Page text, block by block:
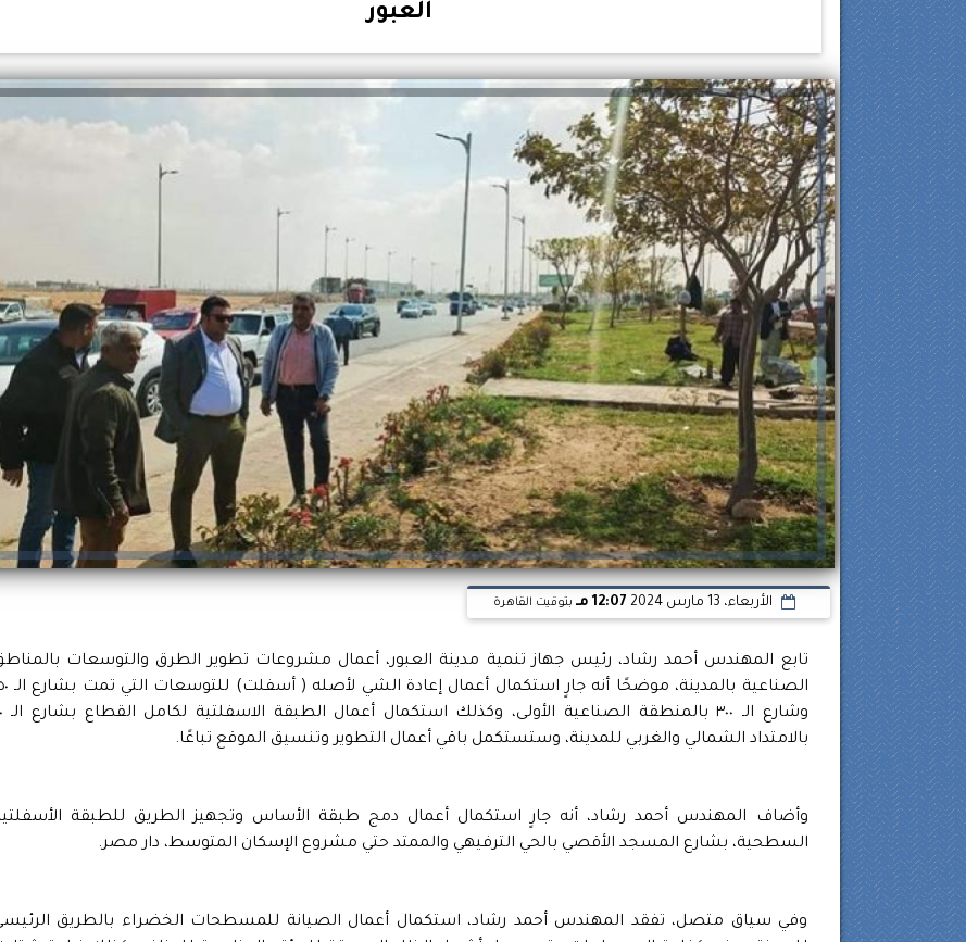
العبور
الأربعاء، 13 مارس 2024 12:07 مـ بتوقيت القاهرة
تابع المهندس أحمد رشاد، رئيس جهاز تنمية مدينة العبور، أعمال مشروعات تطوير الطرق والتوسعات
وشارع الـ ٣٠٠
بالامتداد الشمالي والغربي للمدينة، وستستكمل باقي أعمال التطوير وتنسيق الموقع تباعًا.
وأضاف المهندس أحمد رشاد، أنه جارٍ استكمال أعمال دمج طبقة الأساس وتجهيز الطريق للطبقة
السطحية، بشارع المسجد الأقصي بالحي الترفيهي والممتد حتي مشروع الإسكان المتوسط، دار مصر.
وفي سياق متصل، تفقد المهندس أحمد رشاد، استكمال أعمال الصيانة للمسطحات الخضراء بالطريق